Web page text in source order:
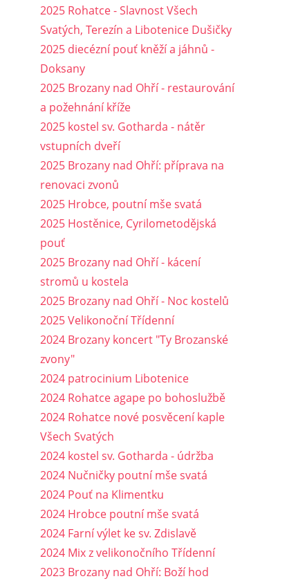
2025 Rohatce - Slavnost Všech
Svatých, Terezín a Libotenice Dušičky
2025 diecézní pouť kněží a jáhnů -
Doksany
2025 Brozany nad Ohří - restaurování
a požehnání kříže
2025 kostel sv. Gotharda - nátěr
vstupních dveří
2025 Brozany nad Ohří: příprava na
renovaci zvonů
2025 Hrobce, poutní mše svatá
2025 Hostěnice, Cyrilometodějská
pouť
2025 Brozany nad Ohří - kácení
stromů u kostela
2025 Brozany nad Ohří - Noc kostelů
2025 Velikonoční Třídenní
2024 Brozany koncert "Ty Brozanské
zvony"
2024 patrocinium Libotenice
2024 Rohatce agape po bohoslužbě
2024 Rohatce nové posvěcení kaple
Všech Svatých
2024 kostel sv. Gotharda - údržba
2024 Nučničky poutní mše svatá
2024 Pouť na Klimentku
2024 Hrobce poutní mše svatá
2024 Farní výlet ke sv. Zdislavě
2024 Mix z velikonočního Třídenní
2023 Brozany nad Ohří: Boží hod